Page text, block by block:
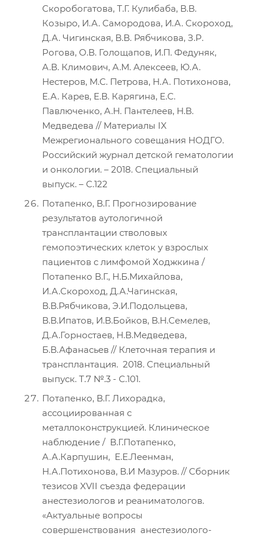
Скоробогатова, Т.Г. Кулибаба, В.В.
Козыро, И.А. Самородова, И.А. Скороход,
Д.А. Чигинская, В.В. Рябчикова, З.Р.
Рогова, О.В. Голощапов, И.П. Федуняк,
А.В. Климович, А.М. Алексеев, Ю.А.
Нестеров, М.С. Петрова, Н.А. Потихонова,
Е.А. Карев, Е.В. Карягина, Е.С.
Павлюченко, А.Н. Пантелеев, Н.В.
Медведева // Материалы IX
Межрегионального совещания НОДГО.
Российский журнал детской гематологии
и онкологии. – 2018. Специальный
выпуск. – С.122
Потапенко, В.Г. Прогнозирование
результатов аутологичной
трансплантации стволовых
гемопоэтических клеток у взрослых
пациентов с лимфомой Ходжкина /
Потапенко В.Г., Н.Б.Михайлова,
И.А.Скороход, Д.А.Чагинская,
В.В.Рябчикова, Э.И.Подольцева,
В.В.Ипатов, И.В.Бойков, В.Н.Семелев,
Д.А.Горностаев, Н.В.Медведева,
Б.В.Афанасьев // Клеточная терапия и
трансплантация. 2018. Специальный
выпуск. Т.7 №.3 - С.101.
Потапенко, В.Г. Лихорадка,
ассоциированная с
металлоконструкцией. Клиническое
наблюдение / В.Г.Потапенко,
А.А.Карпушин, Е.Е.Леенман,
Н.А.Потихонова, В.И Мазуров. // Сборник
тезисов XVII съезда федерации
анестезиологов и реаниматологов.
«Актуальные вопросы
совершенствования анестезиолого-